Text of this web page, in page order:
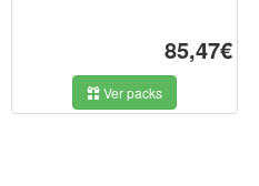
85,47€
Ver packs